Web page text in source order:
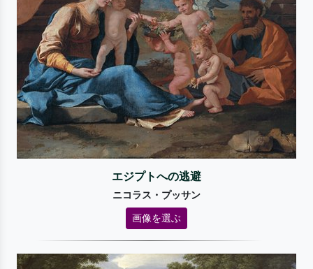
エジプトへの逃避
ニコラス・プッサン
画像を選ぶ